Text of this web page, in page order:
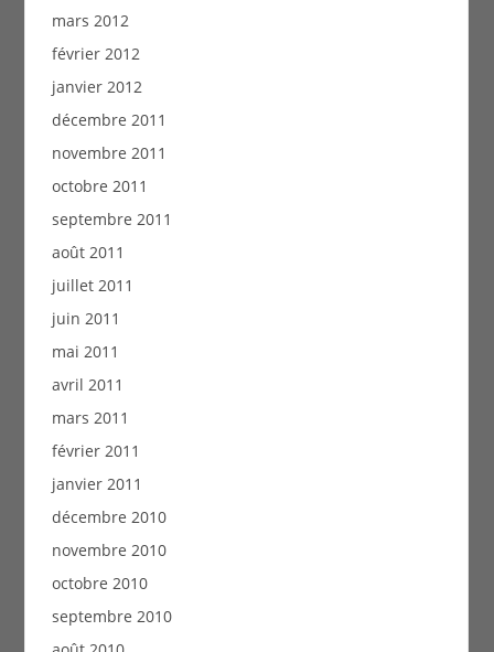
mars 2012
février 2012
janvier 2012
décembre 2011
novembre 2011
octobre 2011
septembre 2011
août 2011
juillet 2011
juin 2011
mai 2011
avril 2011
mars 2011
février 2011
janvier 2011
décembre 2010
novembre 2010
octobre 2010
septembre 2010